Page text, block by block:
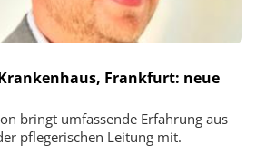
Frankfurt: neue
bringt umfassende Erfahrung aus
pflegerischen Leitung mit.